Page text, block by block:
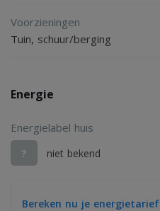
Voorzieningen
Tuin, schuur/berging
Energie
Energielabel huis
?
niet bekend
Bereken nu je energietarief